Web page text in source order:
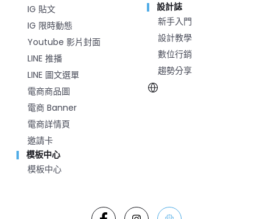
IG 貼文
IG 限時動態
Youtube 影片封面
LINE 推播
LINE 圖文選單
電商商品圖
電商 Banner
電商詳情頁
邀請卡
模板中心
模板中心
設計誌
新手入門
設計教學
數位行銷
趨勢分享